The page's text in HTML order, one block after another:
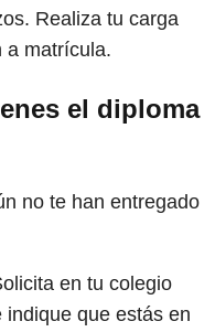
Realiza tu carga
a matrícula.
el diploma
no te han entregado
en tu colegio
que estás en